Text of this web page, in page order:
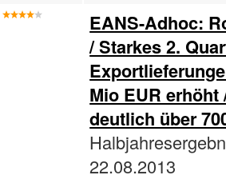
EANS-Adhoc:
/ Starkes 2.
Mio EUR
deutlich über
22.08.2013